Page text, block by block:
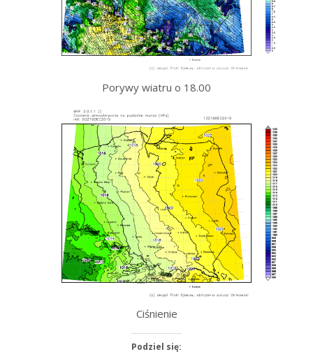
Porywy wiatru o 18.00
Ciśnienie
Podziel się: